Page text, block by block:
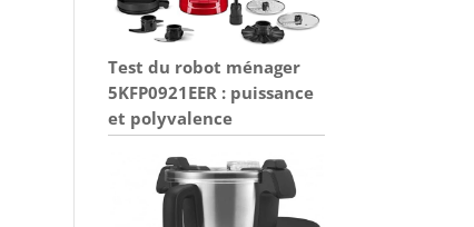
Test du robot ménager
5KFP0921EER : puissance
et polyvalence